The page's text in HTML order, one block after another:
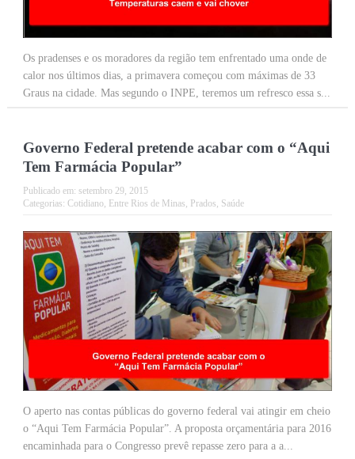
Os pradenses e os moradores da região tem enfrentado uma onde de
calor nos últimos dias, a primavera começou com máximas de 33
Graus na cidade. Mas segundo o INPE, teremos um refresco essa s...
Governo Federal pretende acabar com o “Aqui
Tem Farmácia Popular”
Publicado em: setembro 29, 2015
Categorias: Cotidiano, Entre Rios de Minas, Prados, Saúde
O aperto nas contas públicas do governo federal vai atingir em cheio
o “Aqui Tem Farmácia Popular”. A proposta orçamentária para 2016
encaminhada para o Congresso prevê repasse zero para a a...